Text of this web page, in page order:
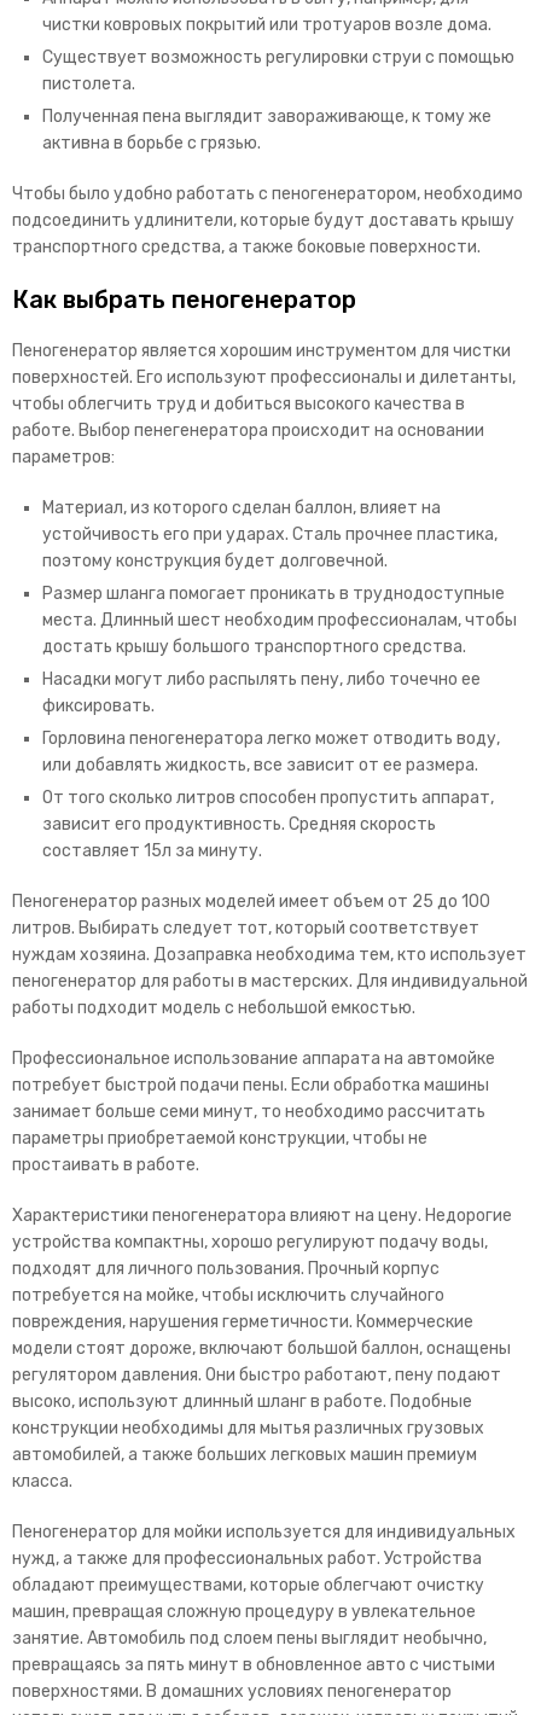
чистки ковровых покрытий или тротуаров возле дома.
Существует возможность регулировки струи с помощью
пистолета.
Полученная пена выглядит завораживающе, к тому же
активна в борьбе с грязью.
Чтобы было удобно работать с пеногенератором, необходимо
подсоединить удлинители, которые будут доставать крышу
транспортного средства, а также боковые поверхности.
Как выбрать пеногенератор
Пеногенератор является хорошим инструментом для чистки
поверхностей. Его используют профессионалы и дилетанты,
чтобы облегчить труд и добиться высокого качества в
работе. Выбор пенегенератора происходит на основании
параметров:
Материал, из которого сделан баллон, влияет на
устойчивость его при ударах. Сталь прочнее пластика,
поэтому конструкция будет долговечной.
Размер шланга помогает проникать в труднодоступные
места. Длинный шест необходим профессионалам, чтобы
достать крышу большого транспортного средства.
Насадки могут либо распылять пену, либо точечно ее
фиксировать.
Горловина пеногенератора легко может отводить воду,
или добавлять жидкость, все зависит от ее размера.
От того сколько литров способен пропустить аппарат,
зависит его продуктивность. Средняя скорость
составляет 15л за минуту.
Пеногенератор разных моделей имеет объем от 25 до 100
литров. Выбирать следует тот, который соответствует
нуждам хозяина. Дозаправка необходима тем, кто использует
пеногенератор для работы в мастерских. Для индивидуальной
работы подходит модель с небольшой емкостью.
Профессиональное использование аппарата на автомойке
потребует быстрой подачи пены. Если обработка машины
занимает больше семи минут, то необходимо рассчитать
параметры приобретаемой конструкции, чтобы не
простаивать в работе.
Характеристики пеногенератора влияют на цену. Недорогие
устройства компактны, хорошо регулируют подачу воды,
подходят для личного пользования. Прочный корпус
потребуется на мойке, чтобы исключить случайного
повреждения, нарушения герметичности. Коммерческие
модели стоят дороже, включают большой баллон, оснащены
регулятором давления. Они быстро работают, пену подают
высоко, используют длинный шланг в работе. Подобные
конструкции необходимы для мытья различных грузовых
автомобилей, а также больших легковых машин премиум
класса.
Пеногенератор для мойки используется для индивидуальных
нужд, а также для профессиональных работ. Устройства
обладают преимуществами, которые облегчают очистку
машин, превращая сложную процедуру в увлекательное
занятие. Автомобиль под слоем пены выглядит необычно,
превращаясь за пять минут в обновленное авто с чистыми
поверхностями. В домашних условиях пеногенератор